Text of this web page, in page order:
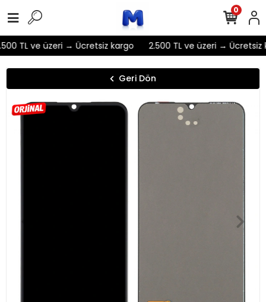
TL ve üzeri → Ücretsiz kargo 2.500 TL ve üzeri → Ücretsiz
0
Geri Dön